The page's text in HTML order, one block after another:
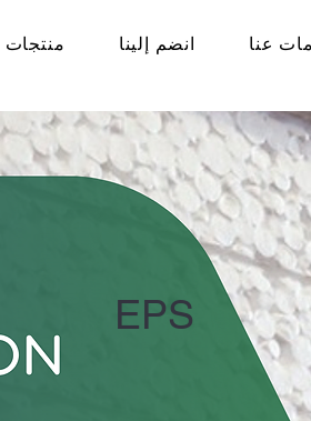
منتجات انضم إلينا عنا
EPS